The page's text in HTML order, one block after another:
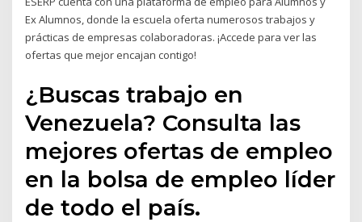
Ex Alumnos, donde la escuela oferta numerosos trabajos y
prácticas de empresas colaboradoras. ¡Accede para ver las
ofertas que mejor encajan contigo!
¿Buscas trabajo en
Venezuela? Consulta las
mejores ofertas de empleo
en la bolsa de empleo líder
de todo el país.